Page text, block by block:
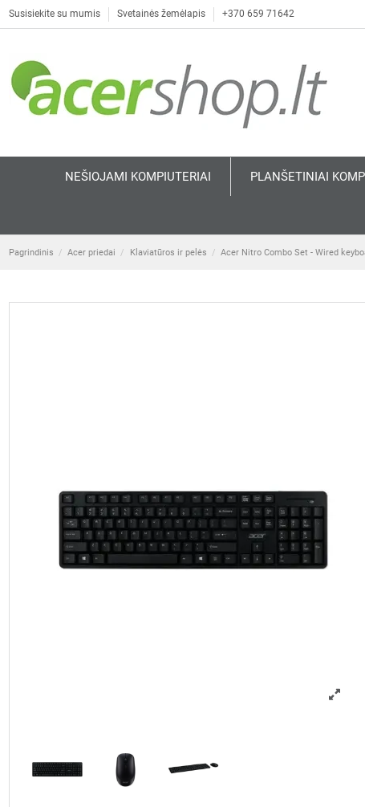
Susisiekite su mumis Svetainės žemėlapis +370 659 71642
NEŠIOJAMI KOMPIUTERIAI PLANŠETINIAI
Pagrindinis Acer priedai Klaviatūros ir pelės Acer Nitro Combo Set - Wired